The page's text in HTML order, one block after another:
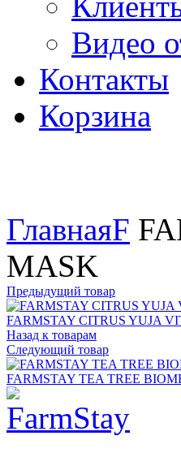
Видео
Контакты
Корзина
ГлавнаяF
MASK
Предыдущий товар
FARMSTAY CITRUS YUJA
Назад к товарам
Следующий товар
FARMSTAY TEA TREE